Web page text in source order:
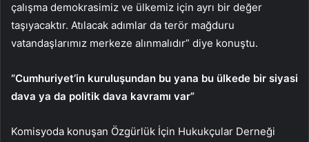
çalışma demokrasimiz ve ülkemiz için ayrı bir değer
taşıyacaktır. Atılacak adımlar da terör mağduru
vatandaşlarımız merkeze alınmalıdır” diye konuştu.
“Cumhuriyet’in kuruluşundan bu yana bu ülkede bir siyasi
dava ya da politik dava kavramı var”
Komisyoda konuşan Özgürlük İçin Hukukçular Derneği